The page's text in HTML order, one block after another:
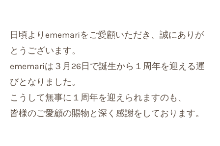
日頃よりememariをご愛顧いただき、誠にありが
とうございます。
ememariは ３月26日で誕生から１周年を迎える運
びとなりました。
こうして無事に１周年を迎えられますのも、
皆様のご愛顧の賜物と深く感謝をしております。